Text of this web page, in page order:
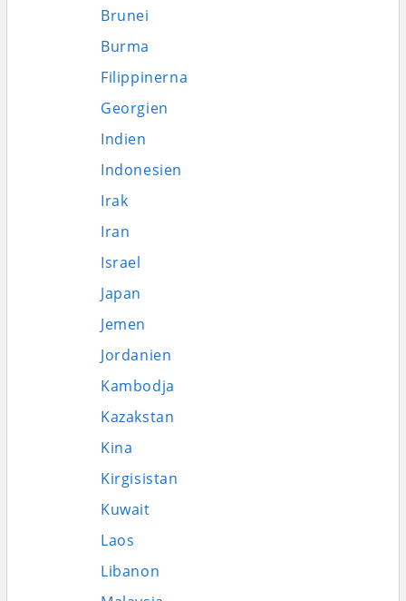
Brunei
Burma
Filippinerna
Georgien
Indien
Indonesien
Irak
Iran
Israel
Japan
Jemen
Jordanien
Kambodja
Kazakstan
Kina
Kirgisistan
Kuwait
Laos
Libanon